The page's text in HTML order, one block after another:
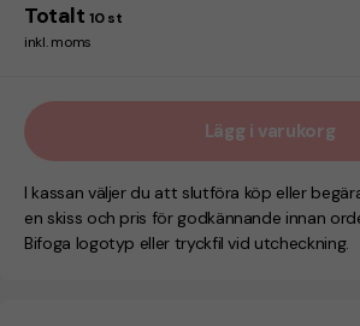
Totalt 10 st
inkl. moms
Lägg i varukorg
I kassan väljer du att slutföra köp eller
en skiss och pris för godkännande innan
Bifoga logotyp eller tryckfil vid utcheckning.